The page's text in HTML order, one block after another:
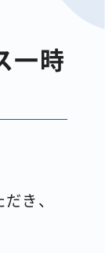
一時
き、